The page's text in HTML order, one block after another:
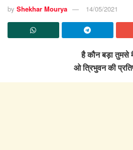
by Shekhar Mourya 14/05/2021
है कौन बड़ा तुमसे
ओ त्रिभुवन की